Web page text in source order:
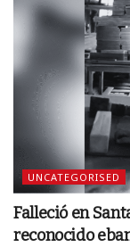
UNCATEGORISED
Falleció en
reconocido